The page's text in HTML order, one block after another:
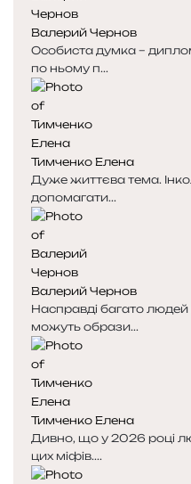
Валерий Чернов
Особиста думка –
по ньому п...
Тимченко Елена
Дуже життєва тема.
допомагати...
Валерий Чернов
Насправді багато людей
можуть образи...
Тимченко Елена
Дивно, що у 2026 році
цих міфів....